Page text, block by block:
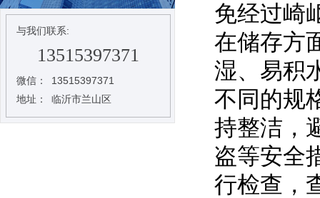
与我们联系:
13515397371
微信：
13515397371
地址：
临沂市兰山区
免经过崎
在储存方
湿、易积
不同的规
持整洁，
盗等安全
行检查，